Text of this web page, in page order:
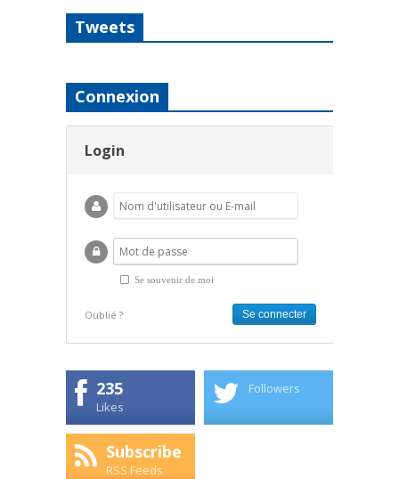
Tweets
Connexion
Login
Se souvenir de moi
Oublié ?
235
Likes
Followers
Subscribe
RSS Feeds